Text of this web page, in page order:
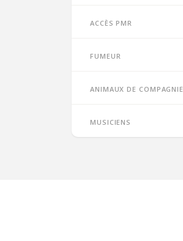
Accès PMR
Fumeur
Animaux de compagnie
Musiciens